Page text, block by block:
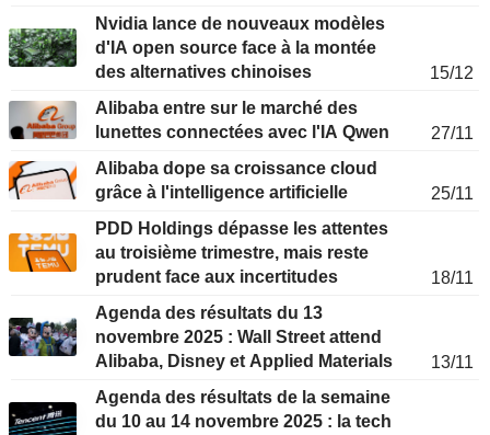
Nvidia lance de nouveaux modèles
d'IA open source face à la montée
des alternatives chinoises
15/12
Alibaba entre sur le marché des
lunettes connectées avec l'IA Qwen
27/11
Alibaba dope sa croissance cloud
grâce à l'intelligence artificielle
25/11
PDD Holdings dépasse les attentes
au troisième trimestre, mais reste
prudent face aux incertitudes
18/11
Agenda des résultats du 13
novembre 2025 : Wall Street attend
Alibaba, Disney et Applied Materials
13/11
Agenda des résultats de la semaine
du 10 au 14 novembre 2025 : la tech